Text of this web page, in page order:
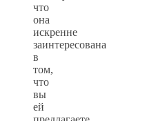
что
она
искренне
заинтересована
в
том,
что
вы
ей